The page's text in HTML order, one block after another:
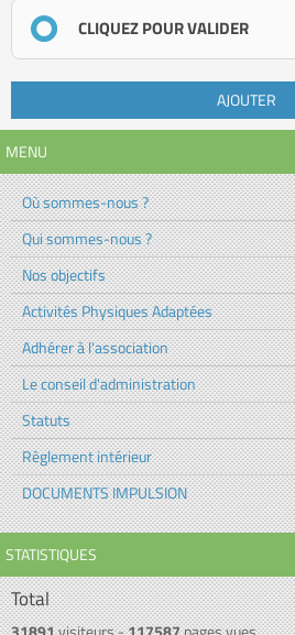
CLIQUEZ POUR VALIDER
AJOUTER
MENU
Où sommes-nous ?
Qui sommes-nous ?
Nos objectifs
Activités Physiques Adaptées
Adhérer à l'association
Le conseil d'administration
Statuts
Règlement intérieur
DOCUMENTS IMPULSION
STATISTIQUES
Total